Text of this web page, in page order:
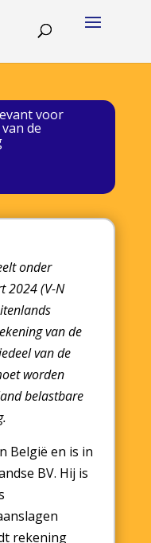
voor
de
onder
2024 (V-N
van de
van de
worden
belastbare
België en is in
BV. Hij is
rekening